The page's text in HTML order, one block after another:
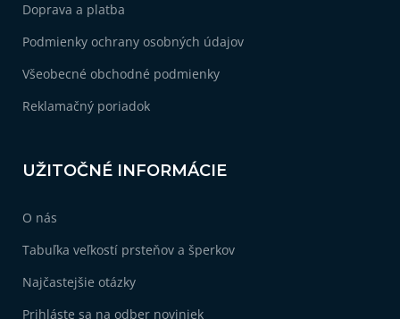
Doprava a platba
Podmienky ochrany osobných údajov
Všeobecné obchodné podmienky
Reklamačný poriadok
UŽITOČNÉ INFORMÁCIE
O nás
Tabuľka veľkostí prsteňov a šperkov
Najčastejšie otázky
Prihláste sa na odber noviniek